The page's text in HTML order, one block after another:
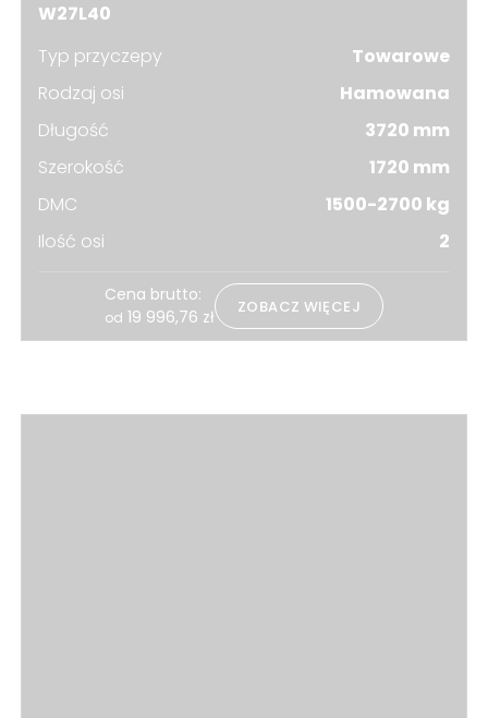
W27L40
Typ przyczepy
Towarowe
Rodzaj osi
Hamowana
Długość
3720 mm
Szerokość
1720 mm
DMC
1500-2700 kg
Ilość osi
2
Cena brutto:
od 19 996,76 zł ZOBACZ WIĘCEJ